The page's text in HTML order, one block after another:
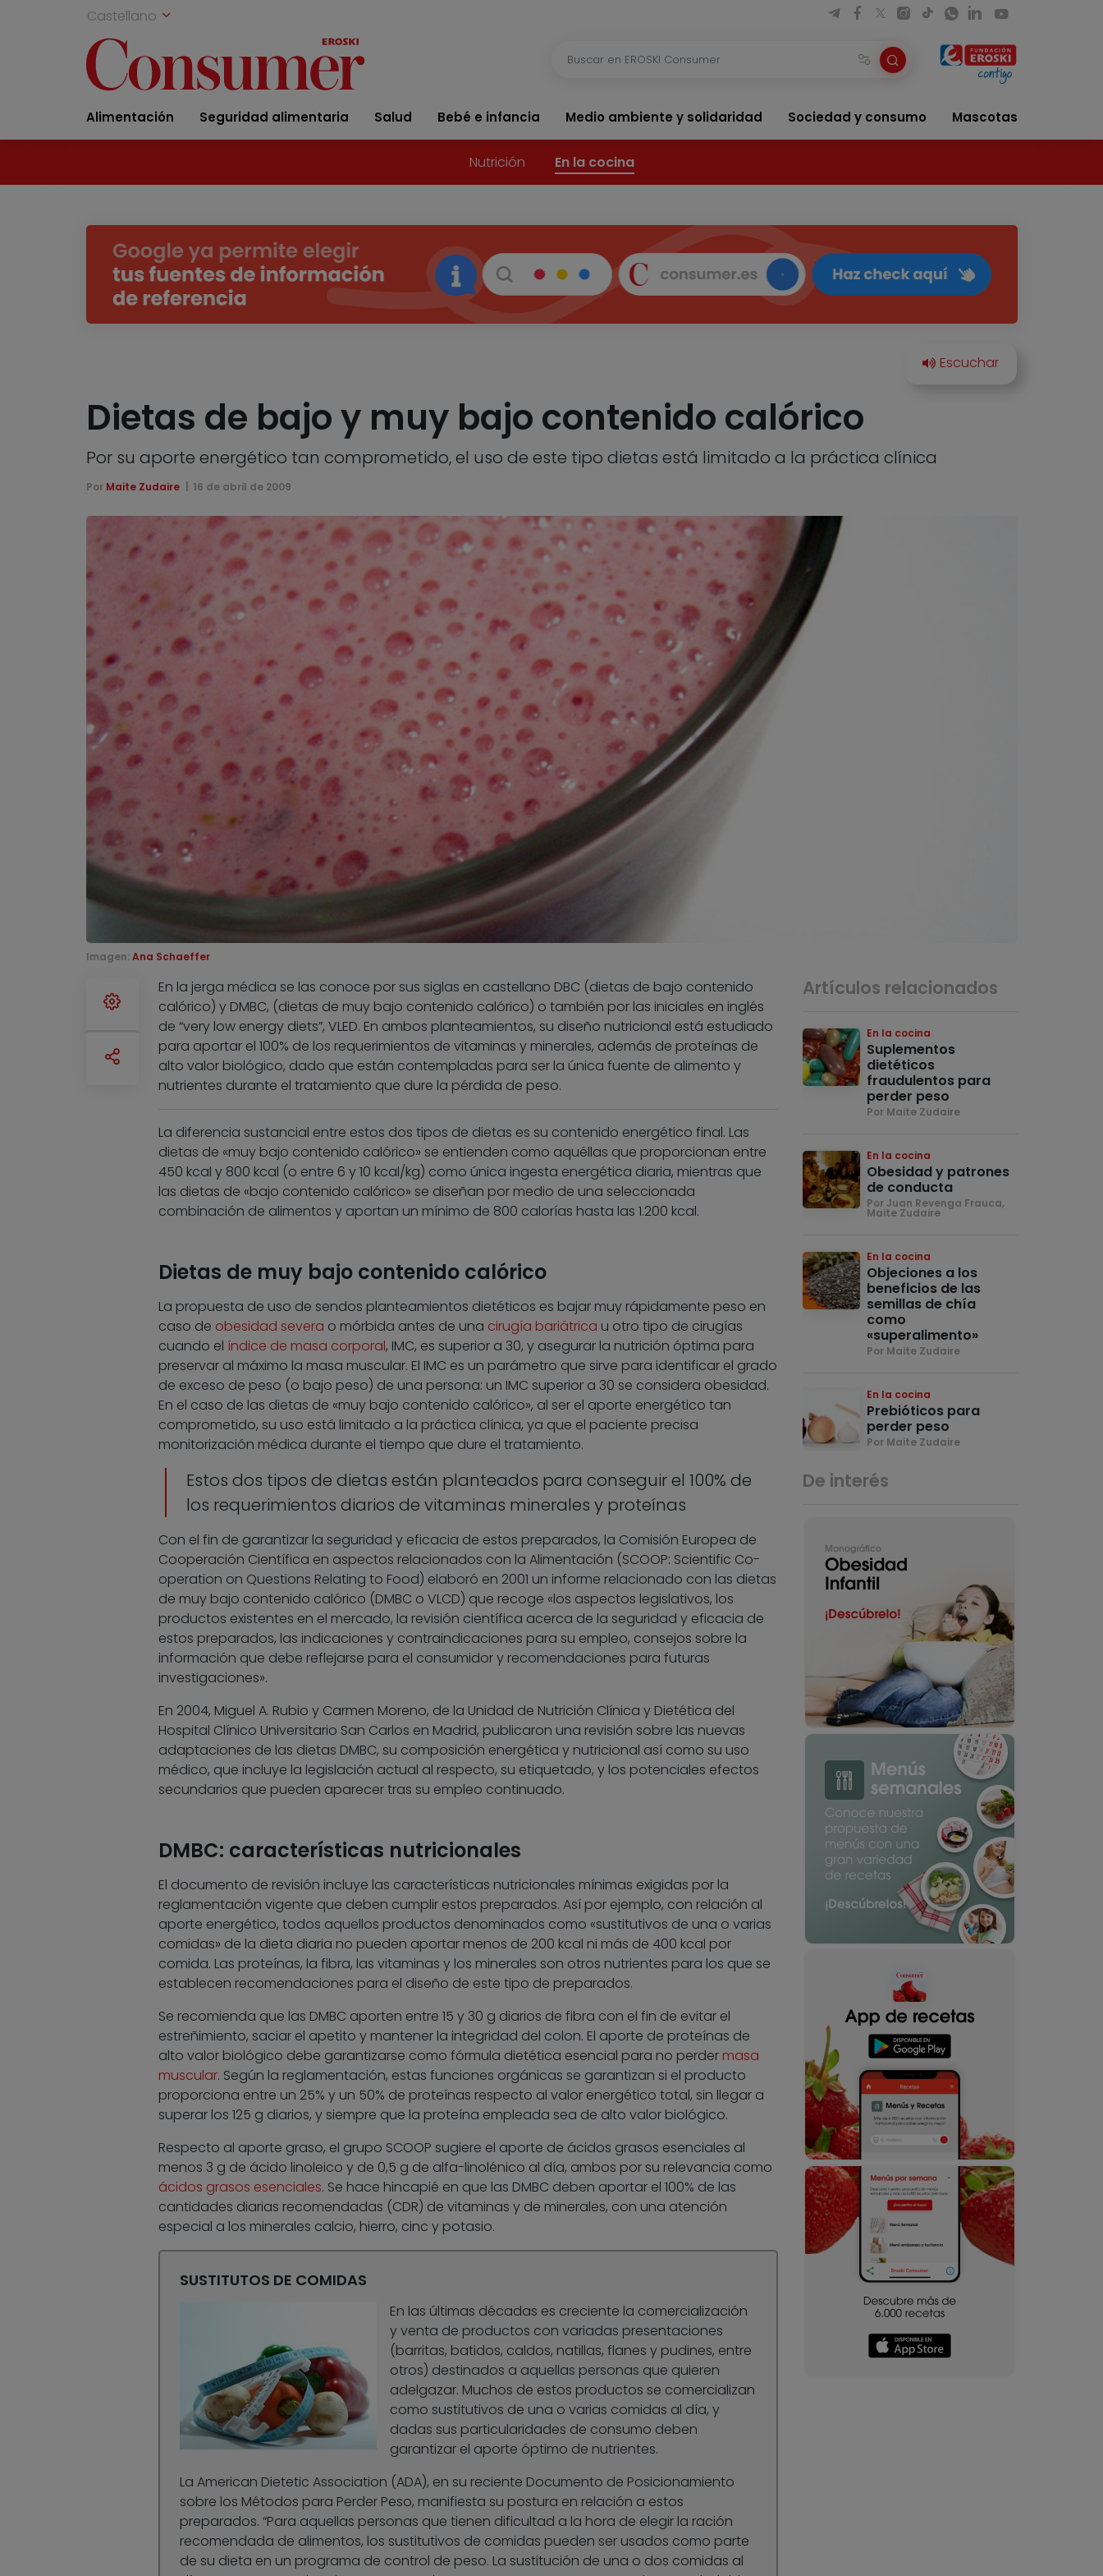
Castellano
Alimentación Seguridad alimentaria Salud Bebé e infancia Medio ambiente y solidaridad Sociedad y consumo Mascotas
Nutrición En la cocina
Dietas de bajo y muy bajo contenido calórico
Por su aporte energético tan comprometido, el uso de este tipo dietas está limitado a la práctica clínica
Por Maite Zudaire 16 de abril de 2009
Imagen: Ana Schaeffer
En la jerga médica se las conoce por sus siglas en castellano DBC (dietas de bajo contenido
calórico) y DMBC, (dietas de muy bajo contenido calórico) o también por las iniciales en inglés
de “very low energy diets”, VLED. En ambos planteamientos, su diseño nutricional está estudiado
para aportar el 100% de los requerimientos de vitaminas y minerales, además de proteínas de
alto valor biológico, dado que están contempladas para ser la única fuente de alimento y
nutrientes durante el tratamiento que dure la pérdida de peso.
La diferencia sustancial entre estos dos tipos de dietas es su contenido energético final. Las
dietas de «muy bajo contenido calórico» se entienden como aquéllas que proporcionan entre
450 kcal y 800 kcal (o entre 6 y 10 kcal/kg) como única ingesta energética diaria, mientras que
las dietas de «bajo contenido calórico» se diseñan por medio de una seleccionada
combinación de alimentos y aportan un mínimo de 800 calorías hasta las 1.200 kcal.
Dietas de muy bajo contenido calórico
La propuesta de uso de sendos planteamientos dietéticos es bajar muy rápidamente peso en
caso de obesidad severa o mórbida antes de una cirugía bariátrica u otro tipo de cirugías
cuando el índice de masa corporal, IMC, es superior a 30, y asegurar la nutrición óptima para
preservar al máximo la masa muscular. El IMC es un parámetro que sirve para identificar el grado
de exceso de peso (o bajo peso) de una persona: un IMC superior a 30 se considera obesidad.
En el caso de las dietas de «muy bajo contenido calórico», al ser el aporte energético tan
comprometido, su uso está limitado a la práctica clínica, ya que el paciente precisa
monitorización médica durante el tiempo que dure el tratamiento.
Estos dos tipos de dietas están planteados para conseguir el 100% de
los requerimientos diarios de vitaminas minerales y proteínas
Con el fin de garantizar la seguridad y eficacia de estos preparados, la Comisión Europea de
Cooperación Científica en aspectos relacionados con la Alimentación (SCOOP: Scientific Co-
operation on Questions Relating to Food) elaboró en 2001 un informe relacionado con las dietas
de muy bajo contenido calórico (DMBC o VLCD) que recoge «los aspectos legislativos, los
productos existentes en el mercado, la revisión científica acerca de la seguridad y eficacia de
estos preparados, las indicaciones y contraindicaciones para su empleo, consejos sobre la
información que debe reflejarse para el consumidor y recomendaciones para futuras
investigaciones».
En 2004, Miguel A. Rubio y Carmen Moreno, de la Unidad de Nutrición Clínica y Dietética del
Hospital Clínico Universitario San Carlos en Madrid, publicaron una revisión sobre las nuevas
adaptaciones de las dietas DMBC, su composición energética y nutricional así como su uso
médico, que incluye la legislación actual al respecto, su etiquetado, y los potenciales efectos
secundarios que pueden aparecer tras su empleo continuado.
DMBC: características nutricionales
El documento de revisión incluye las características nutricionales mínimas exigidas por la
reglamentación vigente que deben cumplir estos preparados. Así por ejemplo, con relación al
aporte energético, todos aquellos productos denominados como «sustitutivos de una o varias
comidas» de la dieta diaria no pueden aportar menos de 200 kcal ni más de 400 kcal por
comida. Las proteínas, la fibra, las vitaminas y los minerales son otros nutrientes para los que se
establecen recomendaciones para el diseño de este tipo de preparados.
Se recomienda que las DMBC aporten entre 15 y 30 g diarios de fibra con el fin de evitar el
estreñimiento, saciar el apetito y mantener la integridad del colon. El aporte de proteínas de
alto valor biológico debe garantizarse como fórmula dietética esencial para no perder masa
muscular. Según la reglamentación, estas funciones orgánicas se garantizan si el producto
proporciona entre un 25% y un 50% de proteínas respecto al valor energético total, sin llegar a
superar los 125 g diarios, y siempre que la proteína empleada sea de alto valor biológico.
Respecto al aporte graso, el grupo SCOOP sugiere el aporte de ácidos grasos esenciales al
menos 3 g de ácido linoleico y de 0,5 g de alfa-linolénico al día, ambos por su relevancia como
ácidos grasos esenciales. Se hace hincapié en que las DMBC deben aportar el 100% de las
cantidades diarias recomendadas (CDR) de vitaminas y de minerales, con una atención
especial a los minerales calcio, hierro, cinc y potasio.
SUSTITUTOS DE COMIDAS
En las últimas décadas es creciente la comercialización
y venta de productos con variadas presentaciones
(barritas, batidos, caldos, natillas, flanes y pudines, entre
otros) destinados a aquellas personas que quieren
adelgazar. Muchos de estos productos se comercializan
como sustitutivos de una o varias comidas al día, y
dadas sus particularidades de consumo deben
garantizar el aporte óptimo de nutrientes.
La American Dietetic Association (ADA), en su reciente Documento de Posicionamiento
sobre los Métodos para Perder Peso, manifiesta su postura en relación a estos
preparados. “Para aquellas personas que tienen dificultad a la hora de elegir la ración
recomendada de alimentos, los sustitutivos de comidas pueden ser usados como parte
de su dieta en un programa de control de peso. La sustitución de una o dos comidas al
Artículos relacionados
En la cocina
Suplementos
dietéticos
fraudulentos para
perder peso
Por Maite Zudaire
En la cocina
Obesidad y patrones
de conducta
Por Juan Revenga Frauca,
Maite Zudaire
En la cocina
Objeciones a los
beneficios de las
semillas de chía
como
«superalimento»
Por Maite Zudaire
En la cocina
Prebióticos para
perder peso
Por Maite Zudaire
De interés